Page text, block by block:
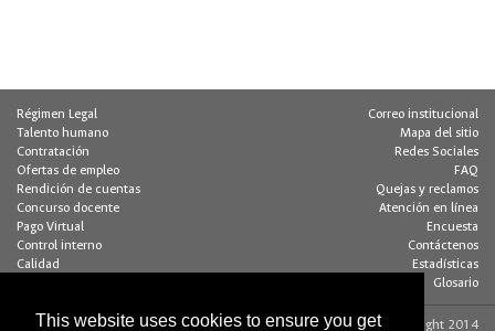
This website uses cookies to ensure you get
Régimen Legal
Talento humano
Contratación
Ofertas de empleo
Rendición de cuentas
Concurso docente
Pago Virtual
Control interno
Calidad
Correo institucional
Mapa del sitio
Redes Sociales
FAQ
Quejas y reclamos
Atención en línea
Encuesta
Contáctenos
Estadísticas
Glosario
Contacto página web: © Copyright 2014